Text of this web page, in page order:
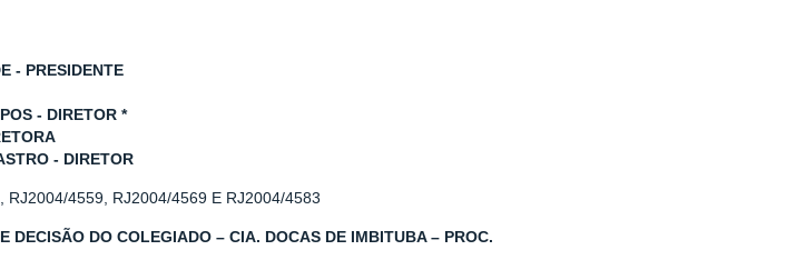
- PRESIDENTE
- DIRETOR *
- DIRETOR
4559, RJ2004/4569 E RJ2004/4583
DECISÃO DO COLEGIADO – CIA. DOCAS DE IMBITUBA – PROC.